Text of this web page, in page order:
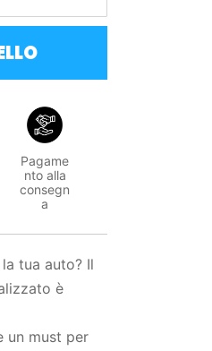
Pagame
nto alla
consegn
a
tua auto? Il
è
un must per